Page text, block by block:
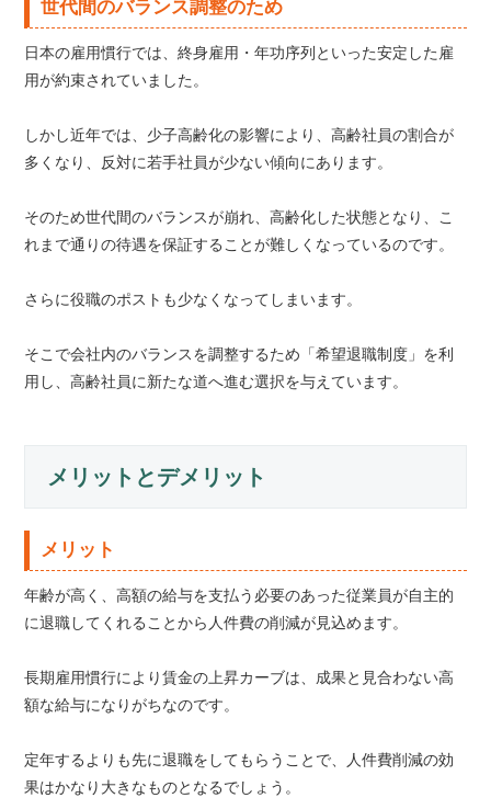
世代間のバランス調整のため
日本の雇用慣行では、終身雇用・年功序列といった安定した雇
用が約束されていました。
しかし近年では、少子高齢化の影響により、高齢社員の割合が
多くなり、反対に若手社員が少ない傾向にあります。
そのため世代間のバランスが崩れ、高齢化した状態となり、こ
れまで通りの待遇を保証することが難しくなっているのです。
さらに役職のポストも少なくなってしまいます。
そこで会社内のバランスを調整するため「希望退職制度」を利
用し、高齢社員に新たな道へ進む選択を与えています。
メリットとデメリット
メリット
年齢が高く、高額の給与を支払う必要のあった従業員が自主的
に退職してくれることから人件費の削減が見込めます。
長期雇用慣行により賃金の上昇カーブは、成果と見合わない高
額な給与になりがちなのです。
定年するよりも先に退職をしてもらうことで、人件費削減の効
果はかなり大きなものとなるでしょう。